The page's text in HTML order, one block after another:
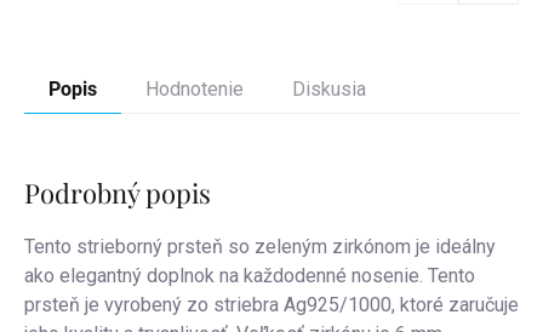
Popis Hodnotenie Diskusia
Podrobný popis
Tento strieborný prsteň so zeleným zirkónom je ideálny
ako elegantný doplnok na každodenné nosenie. Tento
prsteň je vyrobený zo striebra Ag925/1000, ktoré zaručuje